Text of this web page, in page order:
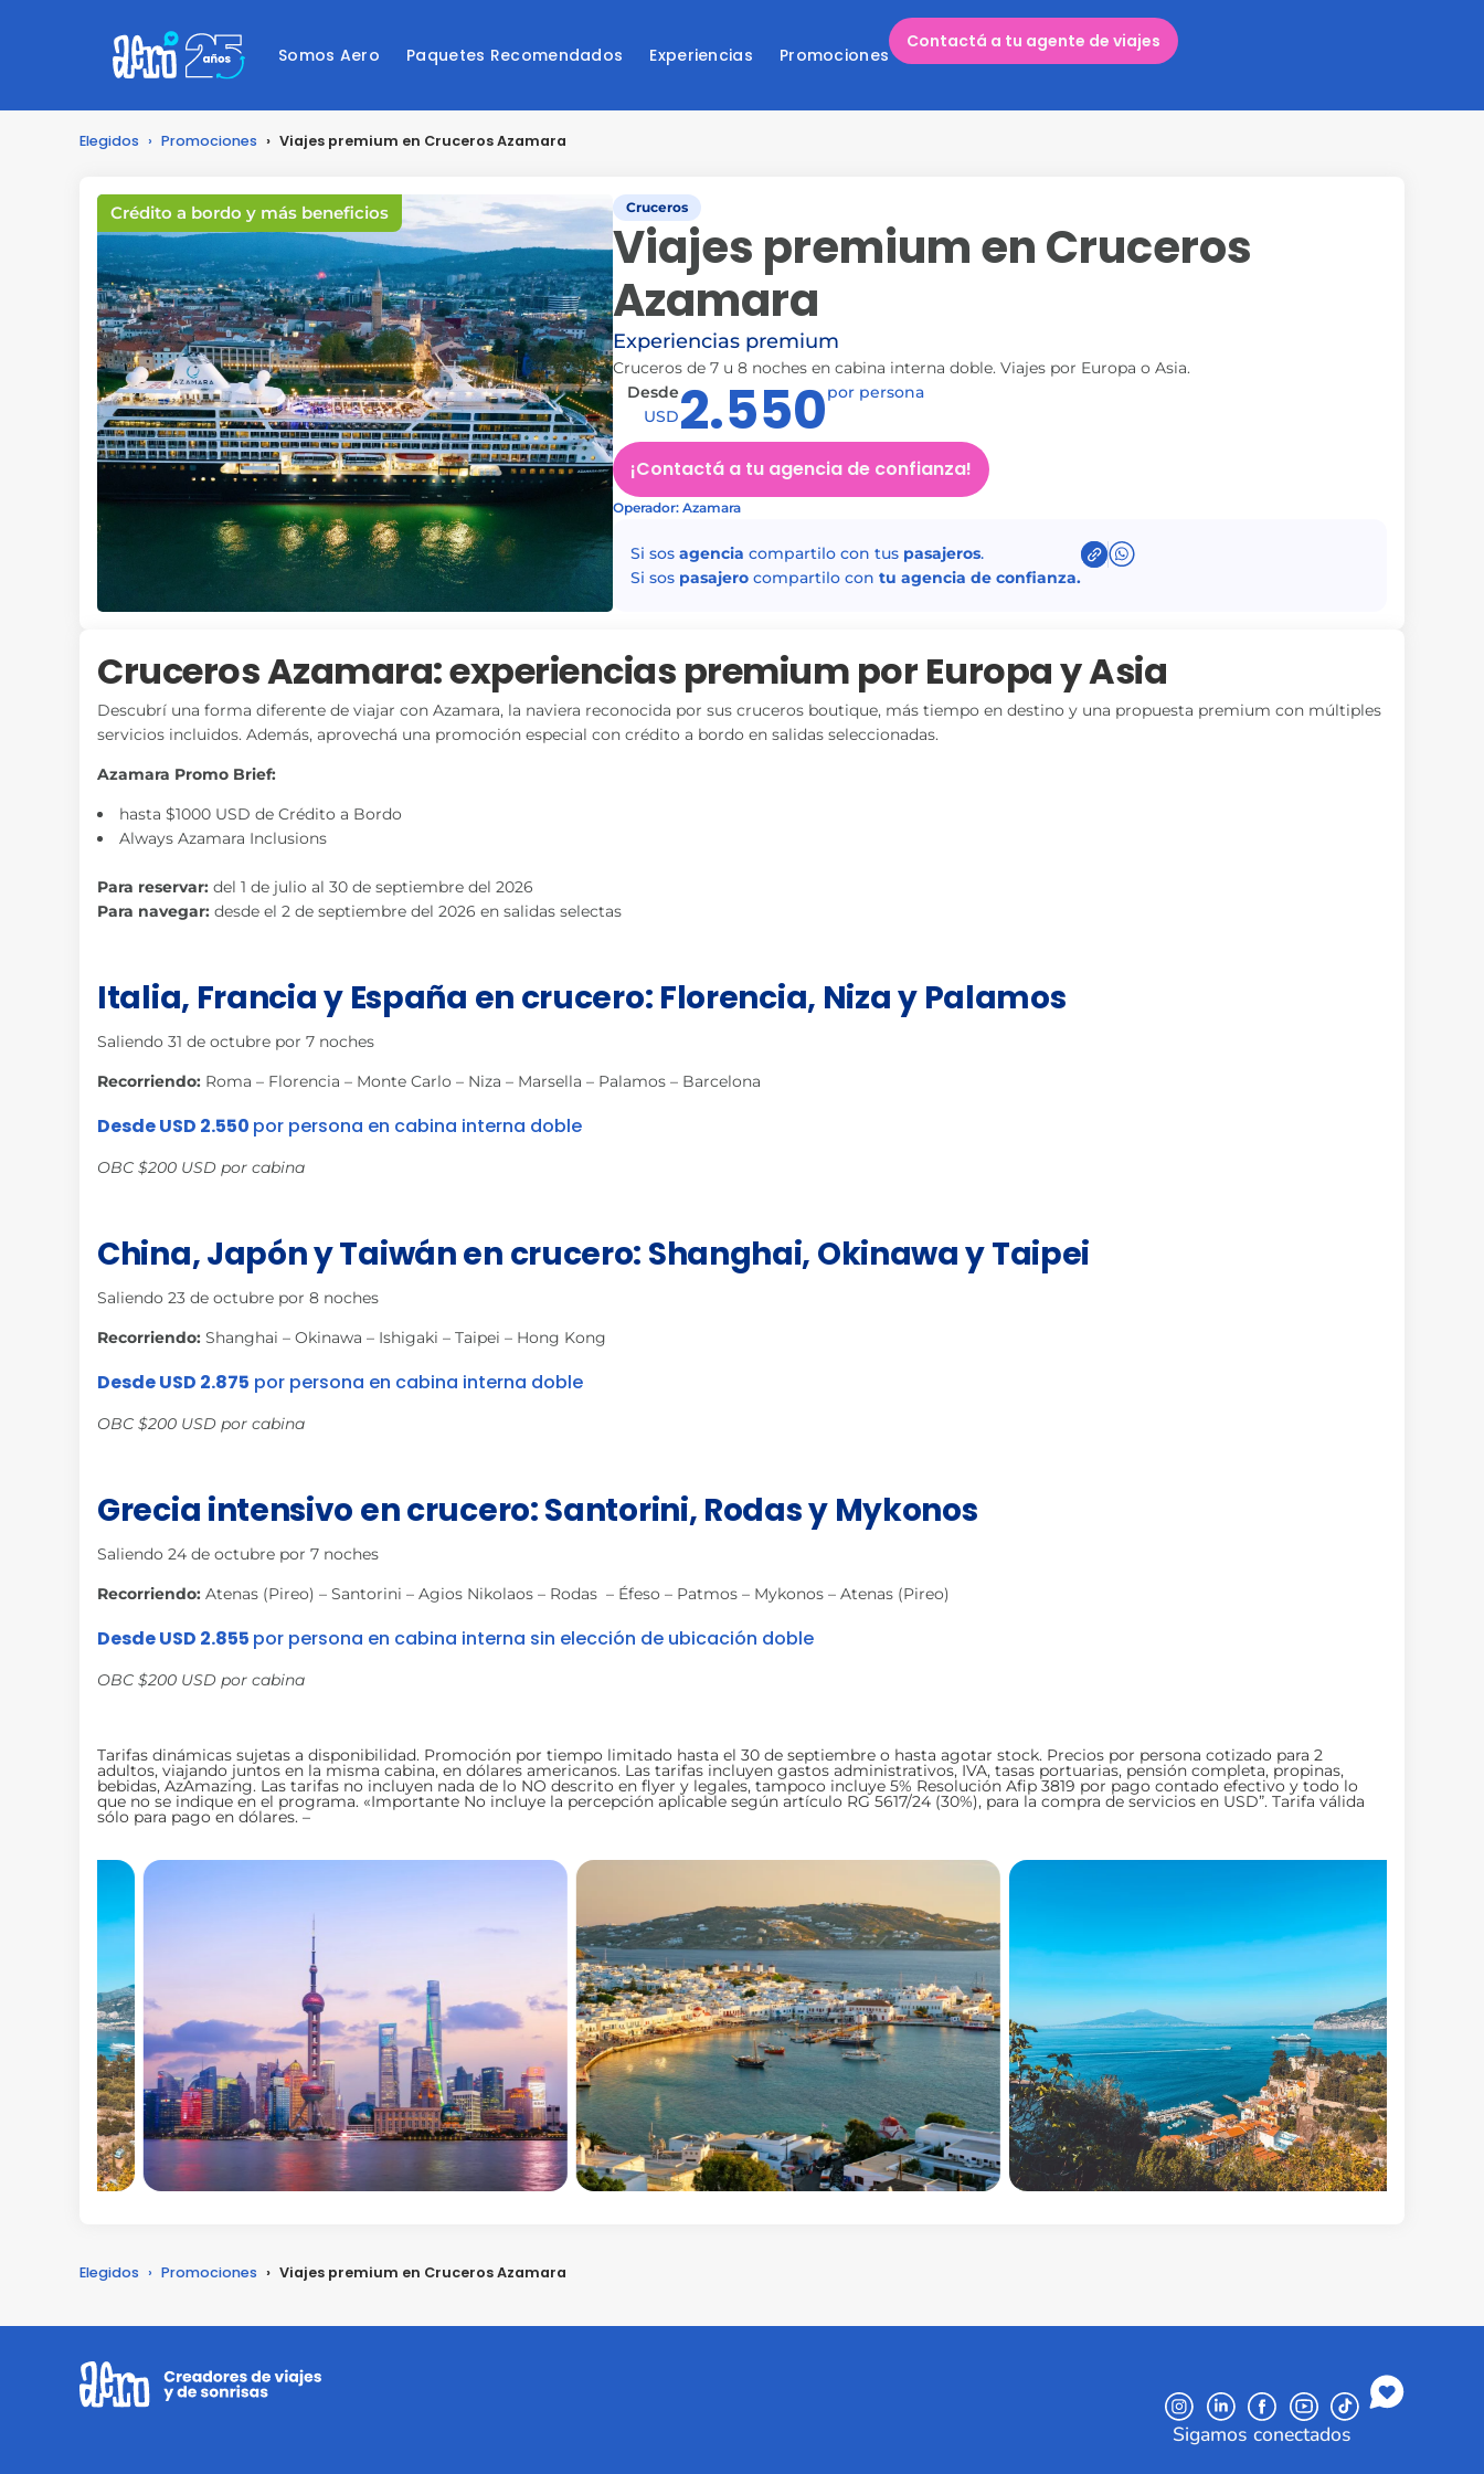
Somos Aero Paquetes Recomendados Experiencias Promociones
Contactá a tu agente de viajes
Elegidos › Promociones › Viajes premium en Cruceros Azamara
Crédito a bordo y más beneficios Cruceros
Viajes premium en Cruceros
Azamara
Experiencias premium
Cruceros de 7 u 8 noches en cabina interna doble. Viajes por Europa o Asia.
Desde
USD2.550por persona
¡Contactá a tu agencia de confianza!
Operador: Azamara
Si sosagencia compartilo con tus pasajeros.
Si sos pasajero compartilo contu agencia de confianza.
Cruceros Azamara: experiencias premium por Europa y Asia
Descubrí una forma diferente de viajar con Azamara, la naviera reconocida por sus cruceros boutique, más tiempo en destino y una propuesta premium con múltiples
servicios incluidos. Además, aprovechá una promoción especial con crédito a bordo en salidas seleccionadas.
Azamara Promo Brief:
hasta $1000 USD de Crédito a Bordo
Always Azamara Inclusions
Para reservar: del 1 de julio al 30 de septiembre del 2026
Para navegar: desde el 2 de septiembre del 2026 en salidas selectas
Italia, Francia y España en crucero: Florencia, Niza y Palamos
Saliendo 31 de octubre por 7 noches
Recorriendo: Roma – Florencia – Monte Carlo – Niza – Marsella – Palamos – Barcelona
Desde USD 2.550 por persona en cabina interna doble
OBC $200 USD por cabina
China, Japón y Taiwán en crucero: Shanghai, Okinawa y Taipei
Saliendo 23 de octubre por 8 noches
Recorriendo: Shanghai – Okinawa – Ishigaki – Taipei – Hong Kong
Desde USD 2.875 por persona en cabina interna doble
OBC $200 USD por cabina
Grecia intensivo en crucero: Santorini, Rodas y Mykonos
Saliendo 24 de octubre por 7 noches
Recorriendo: Atenas (Pireo) – Santorini – Agios Nikolaos – Rodas – Éfeso – Patmos – Mykonos – Atenas (Pireo)
Desde USD 2.855 por persona en cabina interna sin elección de ubicación doble
OBC $200 USD por cabina
Tarifas dinámicas sujetas a disponibilidad. Promoción por tiempo limitado hasta el 30 de septiembre o hasta agotar stock. Precios por persona cotizado para 2
adultos, viajando juntos en la misma cabina, en dólares americanos. Las tarifas incluyen gastos administrativos, IVA, tasas portuarias, pensión completa, propinas,
bebidas, AzAmazing. Las tarifas no incluyen nada de lo NO descrito en flyer y legales, tampoco incluye 5% Resolución Afip 3819 por pago contado efectivo y todo lo
que no se indique en el programa. «Importante No incluye la percepción aplicable según artículo RG 5617/24 (30%), para la compra de servicios en USD”. Tarifa válida
sólo para pago en dólares. –
Elegidos › Promociones › Viajes premium en Cruceros Azamara
Sigamos conectados